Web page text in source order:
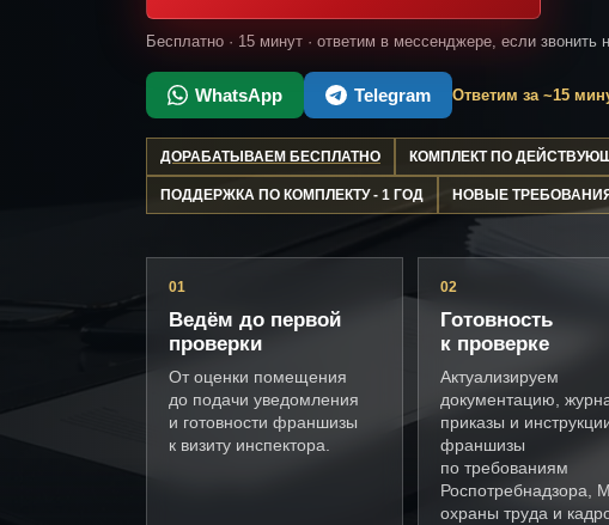
Бесплатно · 15 минут · ответим в мессенджере, если звонить
WhatsApp Telegram Ответим за ~15
ДОРАБАТЫВАЕМ БЕСПЛАТНО КОМПЛЕКТ ПО
ПОДДЕРЖКА ПО КОМПЛЕКТУ - 1 ГОД НОВЫЕ
01
Ведём до первой
проверки
От оценки помещения
до подачи уведомления
и готовности франшизы
к визиту инспектора.
02
Готовность
к проверке
Актуализируем
документацию,
приказы и
франшизы
по требованиям
Роспотребнадзора,
охраны труда и